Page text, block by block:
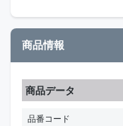
商品情報
商品データ
品番コード